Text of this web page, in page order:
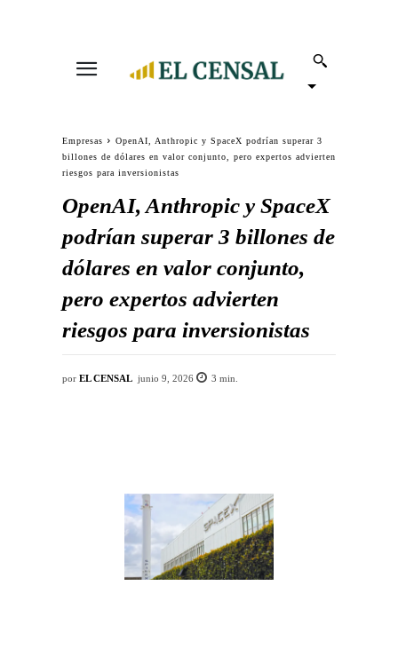
Empresas
OpenAI, Anthropic y SpaceX podrían superar 3
billones de dólares en valor conjunto, pero expertos advierten
riesgos para inversionistas
OpenAI, Anthropic y SpaceX
podrían superar 3 billones de
dólares en valor conjunto,
pero expertos advierten
riesgos para inversionistas
por EL CENSAL junio 9, 2026 3 min.